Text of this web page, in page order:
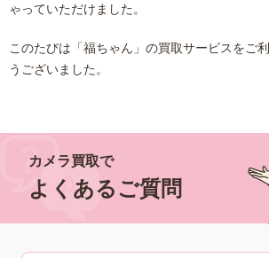
ゃっていただけました。
このたびは「福ちゃん」の買取サービスをご
うございました。
カメラ買取で
よくあるご質問